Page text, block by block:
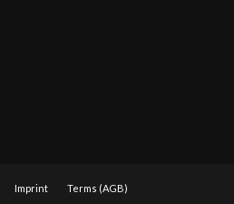
Imprint Terms (AGB)